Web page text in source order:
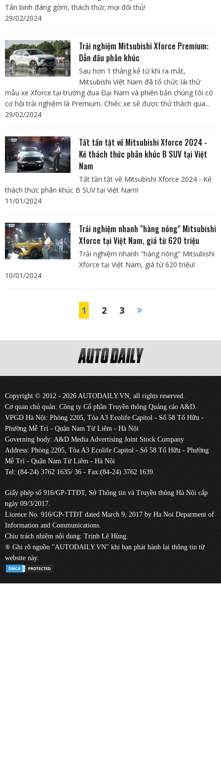
Tân binh đáng gờm, thách thức mọi đối thủ!
29/02/2024
Trải nghiệm Mitsubishi Xforce Premium:
Dẫn đầu phân khúc
Sau hơn 1 tháng kể từ khi ra mắt,
Mitsubishi Việt Nam đã tổ chức lái thử
mẫu xe Xforce tại trường đua Đại Nam và phiên bản chúng tôi có
cơ hội trải nghiệm là Premium. Chiếc xe sẽ được thử thách qua...
29/02/2024
Tất tần tật về Mitsubishi Xforce 2024 -
Kẻ thách thức phân khúc B SUV tại Việt
Nam
Tất tần tật về Mitsubishi Xforce 2024 - Kẻ
thách thức phân khúc B SUV tại Việt Nam!
11/01/2024
Trải nghiệm nhanh "hàng nóng" Mitsubishi
Xforce tại Việt Nam, giá từ 620 triệu
Trải nghiệm nhanh "hàng nóng" Mitsubishi
Xforce tại Việt Nam, giá từ 620 triệu!
10/01/2024
1 2 3
Copyright © 2012 - 2026 AUTODAILY.VN, all rights reserved.
Cơ quan chủ quản: Công ty Cổ phần Truyền thông Quảng cáo A&D.
VPGD Hà Nội: Phòng 2205, Tòa A3 Ecolife Capitol - Số 58 Tố Hữu -
Phường Mễ Trì - Quận Nam Từ Liêm - Hà Nội
Governing body: A&D Media Advertising Joint Stock Company
Address: Phòng 2205, Tòa A3 Ecolife Capitol - Số 58 Tố Hữu - Phường
Mễ Trì - Quận Nam Từ Liêm - Hà Nội
Tel: (84-24) 3762 1635/ 36 - Fax:(84-24) 3762 1639.
Giấy phép số 916/GP-TTĐT, Sở Thông tin và Truyền thông Hà Nội cấp
ngày 09/3/2017.
Licence No. 916/GP-TTĐT dated March 9, 2017 by Ha Noi Deparment of
Information and Communications.
Chịu trách nhiệm nội dung: Trịnh Lê Hùng.
® Ghi rõ nguồn "AUTODAILY.VN" khi bạn phát hành lại thông tin từ
website này.